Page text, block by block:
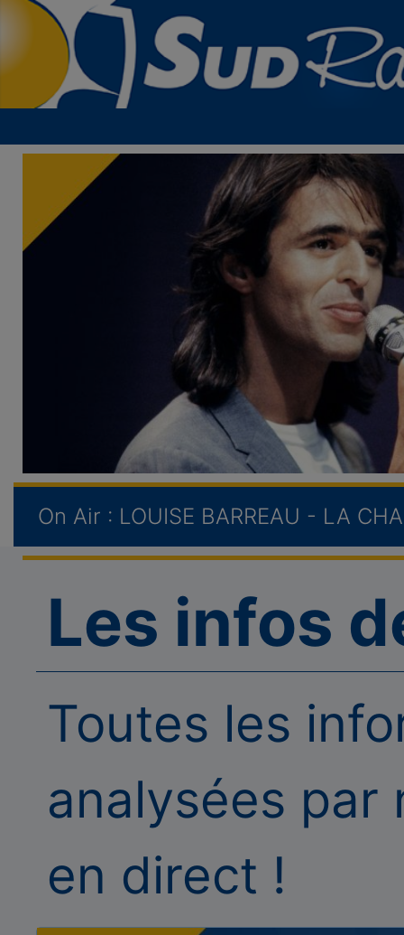
On Air : LOUISE BARREAU - LA
Les infos
Toutes les
analysées par
en direct !